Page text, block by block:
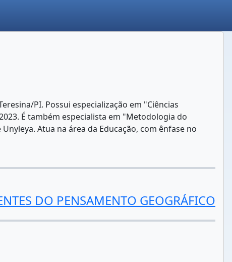
PI. Possui especialização em "Ciências
É também especialista em "Metodologia do
Atua na área da Educação, com ênfase no
DO PENSAMENTO GEOGRÁFICO